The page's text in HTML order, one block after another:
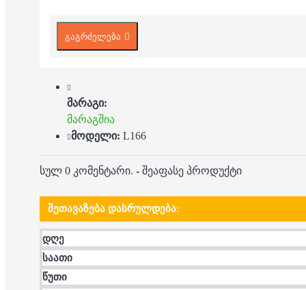
გაგრძელება
მარაგი:
მარაგშია
მოდელი: L166
სულ 0 კომენტარი. - შეაფასე პროდუქტი
ᲨᲔᲗᲐᲕᲐᲖᲔᲑᲐ ᲓᲐᲡᲠᲣᲚᲓᲔᲑᲐ:
დღე
საათი
წუთი